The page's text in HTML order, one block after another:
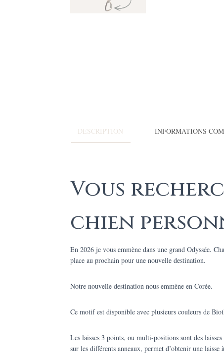
DESCRIPTION INFORMATIONS
Vous
chien
En 2026 je vous emmène dans une grand Odyssée.
place au prochain pour une nouvelle destination.
Notre nouvelle destination nous emmène en Corée.
Ce motif est disponible avec plusieurs couleurs de
Les laisses 3 points, ou multi-positions sont des
sur les différents anneaux, permet d’obtenir une laisse